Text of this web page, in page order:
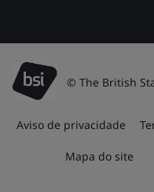
© The British
Aviso de privacidade
Mapa do site